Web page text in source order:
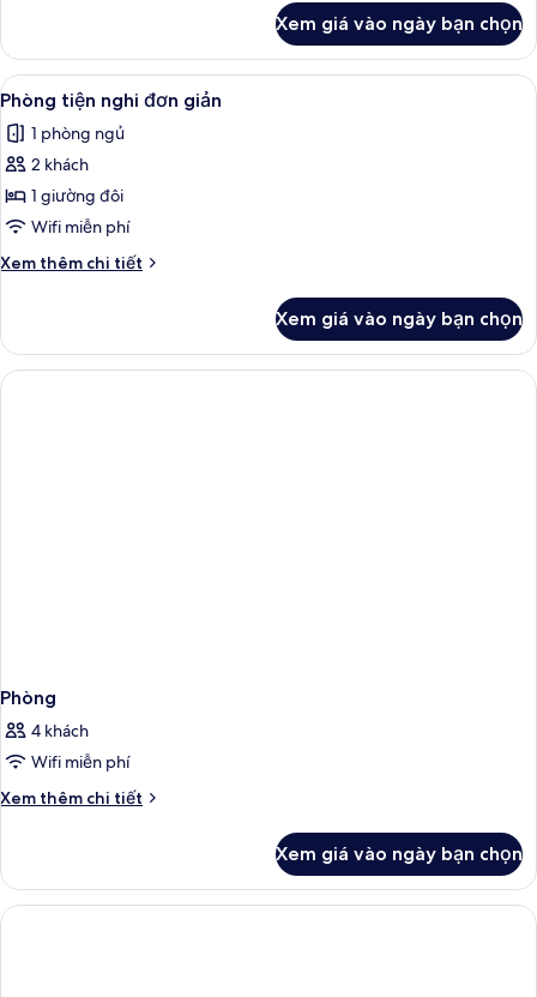
Phòng
dành
cho
đình
Xem giá vào ngày bạn chọn
Xem
tất
cả
ảnh
Phòng
tiện
nghi
đơn
Phòng tiện nghi đơn giản | Truy
6
Phòng tiện nghi đơn giản
1 phòng ngủ
2 khách
1 giường đôi
Wifi miễn phí
Xem thêm chi tiết
Chi
Phòng
tiện
nghi
Xem giá vào ngày bạn chọn
Phòng
4 khách
Wifi miễn phí
Xem thêm chi tiết
Chi
Phòng
Xem giá vào ngày bạn chọn